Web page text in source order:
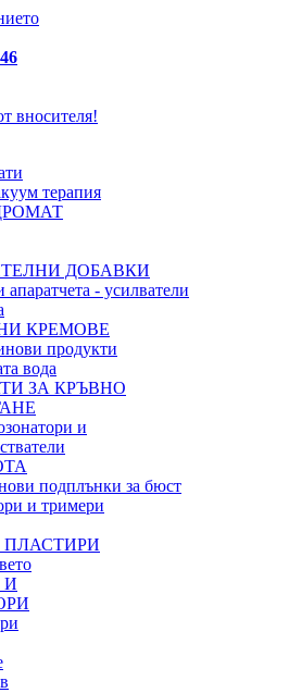
терапия
ДОБАВКИ
апаратчета - усилватели
КРЕМОВЕ
продукти
вода
ЗА КРЪВНО
и
подплънки за бюст
и тримери
И